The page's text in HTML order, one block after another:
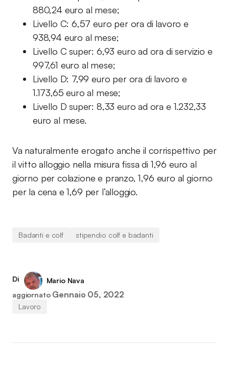
880,24 euro al mese;
Livello C: 6,57 euro per ora di lavoro e
938,94 euro al mese;
Livello C super: 6,93 euro ad ora di servizio e
997,61 euro al mese;
Livello D: 7,99 euro per ora di lavoro e
1.173,65 euro al mese;
Livello D super: 8,33 euro ad ora e 1.232,33
euro al mese.
Va naturalmente erogato anche il corrispettivo per
il vitto alloggio nella misura fissa di 1,96 euro al
giorno per colazione e pranzo, 1,96 euro al giorno
per la cena e 1,69 per l’alloggio.
Badanti e colf stipendio colf e badanti
Di
Mario Nava
aggiornato Gennaio 05, 2022
Lavoro